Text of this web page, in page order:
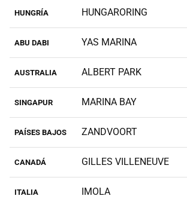
HUNGRÍA HUNGARORING
ABU DABI YAS MARINA
AUSTRALIA ALBERT PARK
SINGAPUR MARINA BAY
PAÍSES BAJOS ZANDVOORT
CANADÁ GILLES VILLENEUVE
ITALIA IMOLA